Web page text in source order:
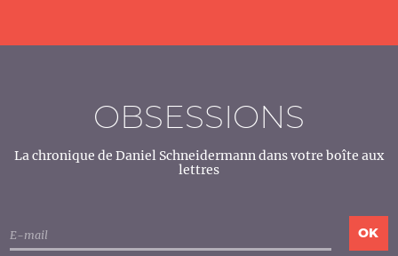
OBSESSIONS
La chronique de Daniel Schneidermann dans votre boîte aux
lettres